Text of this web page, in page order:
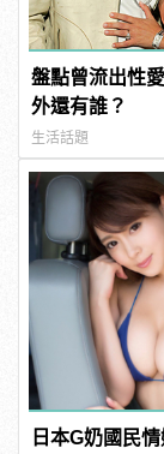
盤點曾流出性
外還有誰？
生活話題
日本G奶國民